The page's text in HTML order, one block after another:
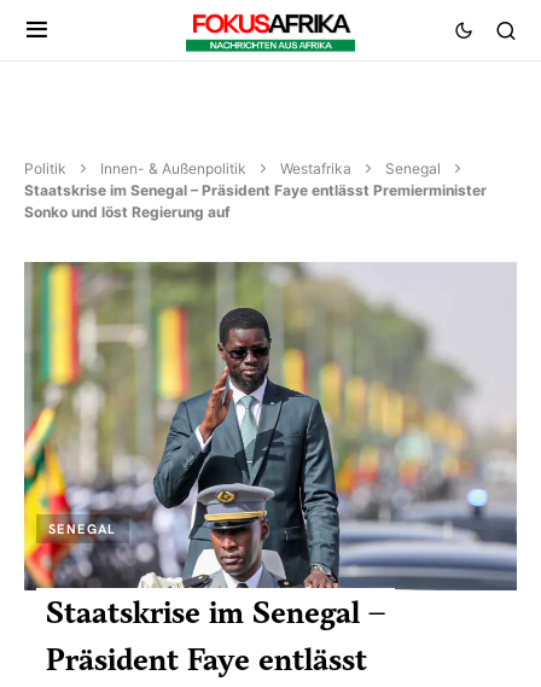
Politik Innen- & Außenpolitik Westafrika
Senegal
Staatskrise im Senegal – Präsident Faye entlässt Premierminister
Sonko und löst Regierung auf
SENEGAL
Staatskrise im Senegal –
Präsident Faye entlässt